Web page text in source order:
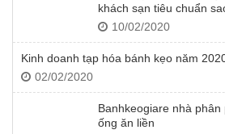
khách sạn tiêu chuẩn
10/02/2020
Kinh doanh tạp hóa bánh kẹo năm
02/02/2020
Banhkeogiare nhà
ống ăn liền